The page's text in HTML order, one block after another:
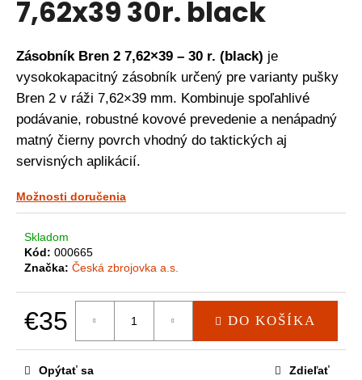
7,62x39 30r. black
Zásobník Bren 2 7,62×39 – 30 r. (black) je
vysokokapacitný zásobník určený pre varianty pušky
Bren 2 v ráži 7,62×39 mm. Kombinuje spoľahlivé
podávanie, robustné kovové prevedenie a nenápadný
matný čierny povrch vhodný do taktických aj
servisných aplikácií.
Možnosti doručenia
Skladom
Kód: 000665
Značka: Česká zbrojovka a.s.
€35
Jednotková
DO KOŠÍKA
Opýtať sa Zdieľať
á
s
ť
?
O
d
p
o
č
a